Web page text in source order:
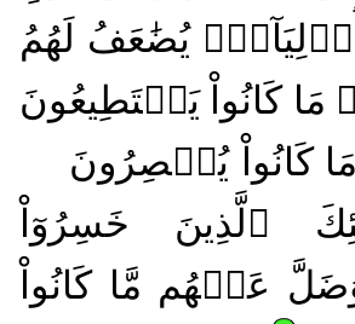
يُضَٰعَفُ لَهُمُ
كَانُواْ يَسۡتَطِيعُونَ
كَانُواْ يُبۡصِرُونَ
ٱلَّذِينَ خَسِرُوٓاْ
عَنۡهُم مَّا كَانُواْ